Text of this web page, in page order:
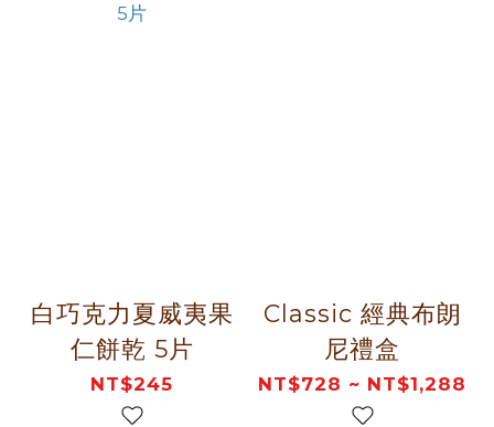
白巧克力夏威夷果
仁餅乾 5片
NT$245
Classic 經典布朗
尼禮盒
NT$728 ~ NT$1,288